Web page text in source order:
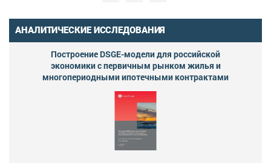
АНАЛИТИЧЕСКИЕ ИССЛЕДОВАНИЯ
Построение DSGE-модели для российской
экономики с первичным рынком жилья и
многопериодными ипотечными контрактами